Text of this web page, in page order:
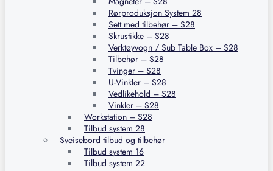
Rørproduksjon System 28
Sett med tilbehør – S28
Skrustikke – S28
Verktøyvogn / Sub Table Box – S28
Tilbehør – S28
Tvinger – S28
U-Vinkler – S28
Vedlikehold – S28
Vinkler – S28
Workstation – S28
Tilbud system 28
Sveisebord tilbud og tilbehør
Tilbud system 16
Tilbud system 22